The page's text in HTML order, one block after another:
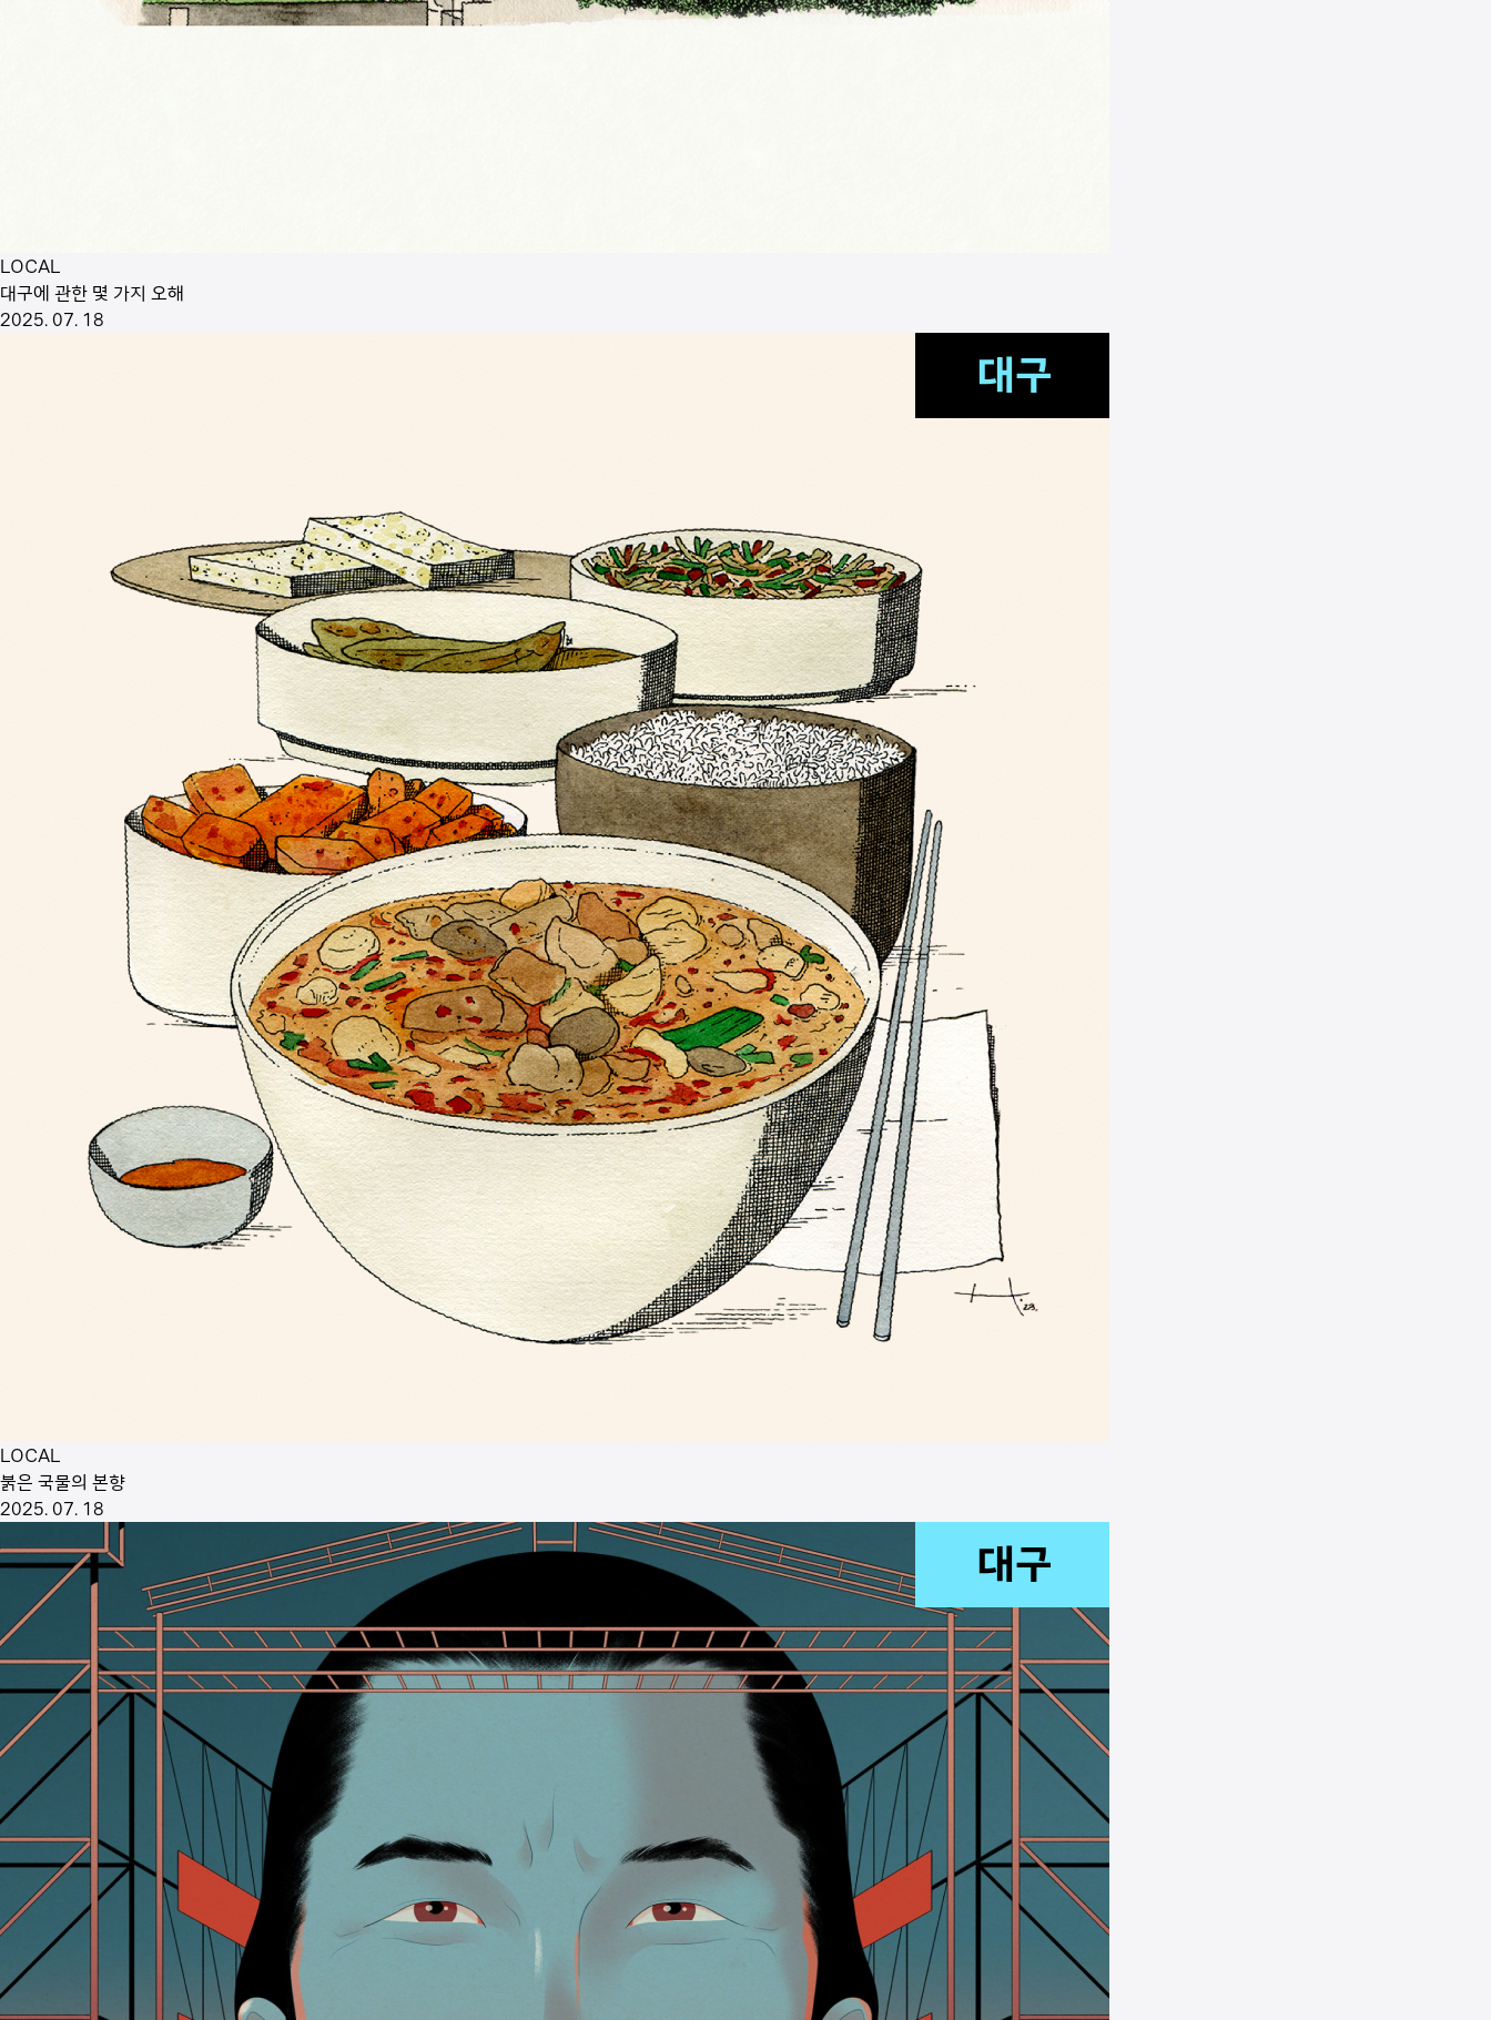
LOCAL
대구에 관한 몇 가지 오해
2025. 07. 18
LOCAL
붉은 국물의 본향
2025. 07. 18